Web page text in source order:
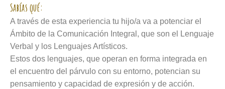
Sabías qué:
A través de esta experiencia tu hijo/a va a potenciar el
Ámbito de la Comunicación Integral, que son el Lenguaje
Verbal y los Lenguajes Artísticos.
Estos dos lenguajes, que operan en forma integrada en
el encuentro del párvulo con su entorno, potencian su
pensamiento y capacidad de expresión y de acción.